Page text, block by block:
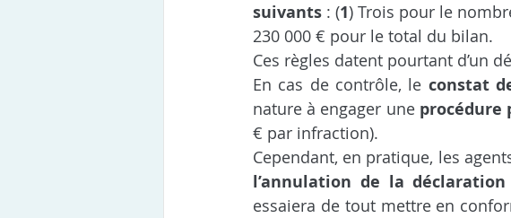
suivants : (1) Trois pour le
230 000 € pour le total du bilan.
Ces règles datent pourtant d’un
En cas de contrôle, le constat
nature à engager une procédure
€ par infraction).
Cependant, en pratique, les
l’annulation de la déclaration
essaiera de tout mettre en